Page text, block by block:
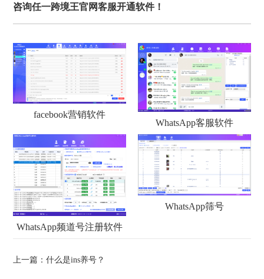
咨询任一跨境王官网客服开通软件！
facebook营销软件
WhatsApp客服软件
WhatsApp频道号注册软件
WhatsApp筛号
上一篇：什么是ins养号？